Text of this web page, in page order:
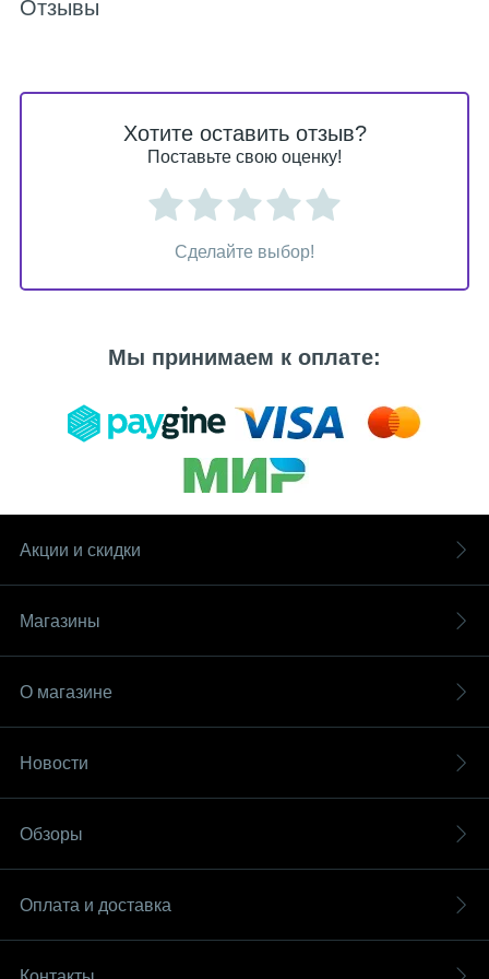
Отзывы
Хотите оставить отзыв?
Поставьте свою оценку!
Сделайте выбор!
Мы принимаем к оплате:
Акции и скидки
Магазины
О магазине
Новости
Обзоры
Оплата и доставка